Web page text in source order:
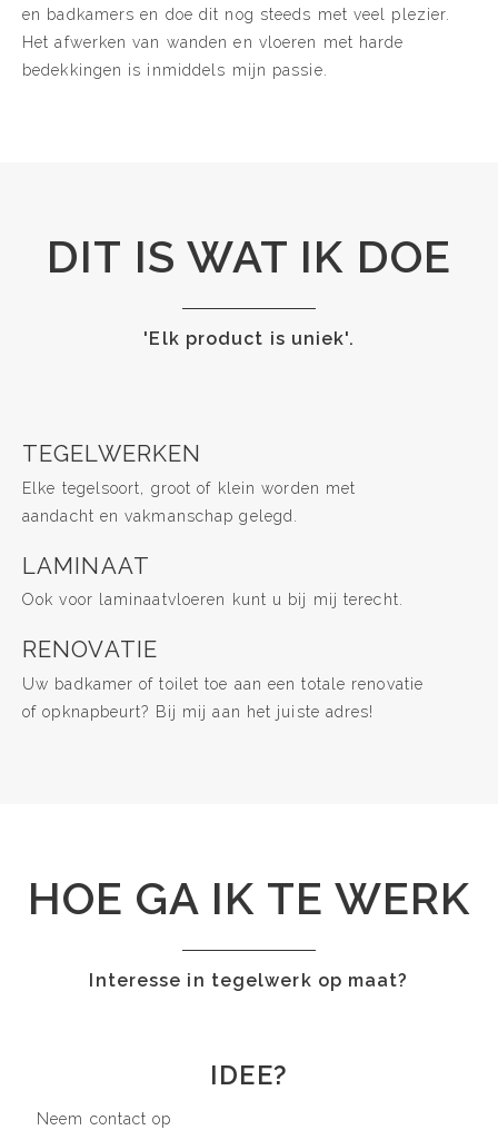
en badkamers en doe dit nog steeds met veel plezier.
Het afwerken van wanden en vloeren met harde
bedekkingen is inmiddels mijn passie.
DIT IS WAT IK DOE
'Elk product is uniek'.
TEGELWERKEN
Elke tegelsoort, groot of klein worden met
aandacht en vakmanschap gelegd.
LAMINAAT
Ook voor laminaatvloeren kunt u bij mij terecht.
RENOVATIE
Uw badkamer of toilet toe aan een totale renovatie
of opknapbeurt? Bij mij aan het juiste adres!
HOE GA IK TE WERK
Interesse in tegelwerk op maat?
IDEE?
Neem contact op